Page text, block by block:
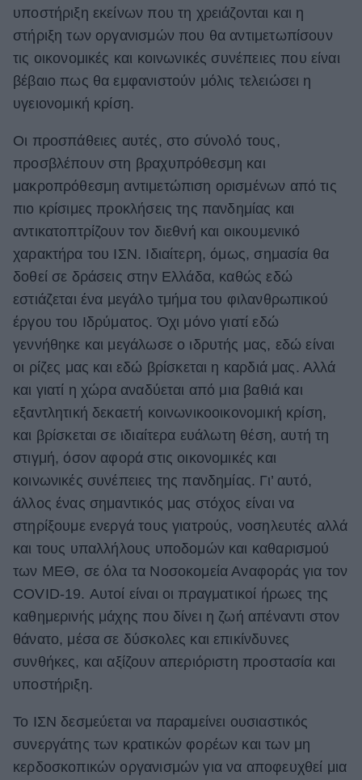
υποστήριξη εκείνων που τη χρειάζονται και η
στήριξη των οργανισμών που θα αντιμετωπίσουν
τις οικονομικές και κοινωνικές συνέπειες που είναι
βέβαιο πως θα εμφανιστούν μόλις τελειώσει η
υγειονομική κρίση.
Οι προσπάθειες αυτές, στο σύνολό τους,
προσβλέπουν στη βραχυπρόθεσμη και
μακροπρόθεσμη αντιμετώπιση ορισμένων από τις
πιο κρίσιμες προκλήσεις της πανδημίας και
αντικατοπτρίζουν τον διεθνή και οικουμενικό
χαρακτήρα του ΙΣΝ. Ιδιαίτερη, όμως, σημασία θα
δοθεί σε δράσεις στην Ελλάδα, καθώς εδώ
εστιάζεται ένα μεγάλο τμήμα του φιλανθρωπικού
έργου του Ιδρύματος. Όχι μόνο γιατί εδώ
γεννήθηκε και μεγάλωσε ο ιδρυτής μας, εδώ είναι
οι ρίζες μας και εδώ βρίσκεται η καρδιά μας. Αλλά
και γιατί η χώρα αναδύεται από μια βαθιά και
εξαντλητική δεκαετή κοινωνικοοικονομική κρίση,
και βρίσκεται σε ιδιαίτερα ευάλωτη θέση, αυτή τη
στιγμή, όσον αφορά στις οικονομικές και
κοινωνικές συνέπειες της πανδημίας. Γι’ αυτό,
άλλος ένας σημαντικός μας στόχος είναι να
στηρίξουμε ενεργά τους γιατρούς, νοσηλευτές αλλά
και τους υπαλλήλους υποδομών και καθαρισμού
των ΜΕΘ, σε όλα τα Νοσοκομεία Αναφοράς για τον
COVID-19. Αυτοί είναι οι πραγματικοί ήρωες της
καθημερινής μάχης που δίνει η ζωή απέναντι στον
θάνατο, μέσα σε δύσκολες και επικίνδυνες
συνθήκες, και αξίζουν απεριόριστη προστασία και
υποστήριξη.
Το ΙΣΝ δεσμεύεται να παραμείνει ουσιαστικός
συνεργάτης των κρατικών φορέων και των μη
κερδοσκοπικών οργανισμών για να αποφευχθεί μια